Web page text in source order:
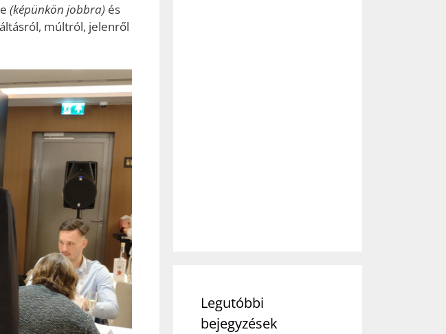
(képünkön jobbra) és
múltról, jelenről
Legutóbbi
bejegyzések